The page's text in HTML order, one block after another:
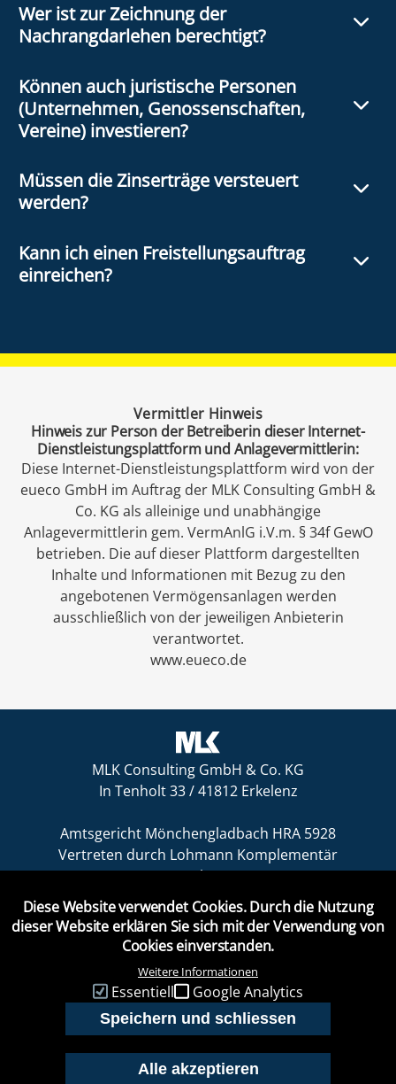
Wer ist zur Zeichnung der
Nachrangdarlehen berechtigt?
Können auch juristische Personen
(Unternehmen, Genossenschaften,
Vereine) investieren?
Müssen die Zinserträge versteuert
werden?
Kann ich einen Freistellungsauftrag
einreichen?
Vermittler Hinweis
EE Text
Hinweis zur Person der Betreiberin dieser Internet-
Dienstleistungsplattform und Anlagevermittlerin:
Diese Internet-Dienstleistungsplattform wird von der
eueco GmbH im Auftrag der MLK Consulting GmbH &
Co. KG als alleinige und unabhängige
Anlagevermittlerin gem. VermAnlG i.V.m. § 34f GewO
betrieben. Die auf dieser Plattform dargestellten
Inhalte und Informationen mit Bezug zu den
angebotenen Vermögensanlagen werden
ausschließlich von der jeweiligen Anbieterin
verantwortet.
www.eueco.de
MLK Consulting GmbH & Co. KG
In Tenholt 33 / 41812 Erkelenz
Amtsgericht Mönchengladbach HRA 5928
Vertreten durch Lohmann Komplementär
GmbH
In Tenholt 33, 41812 Erkelenz
Amtsgericht Mönchengladbach HRB 9131
Geschäftsführer Heinrich Lohmann, Frank
Footer Menü
IMPRESSUM
DATENSCHUTZ
AGB
Diese Website verwendet Cookies. Durch die Nutzung
dieser Website erklären Sie sich mit der Verwendung von
Cookies einverstanden.
Weitere Informationen
Essentiell Google Analytics
Speichern und schliessen
Alle akzeptieren